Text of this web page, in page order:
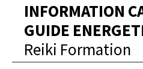
INFORMATION
GUIDE
Reiki Formation